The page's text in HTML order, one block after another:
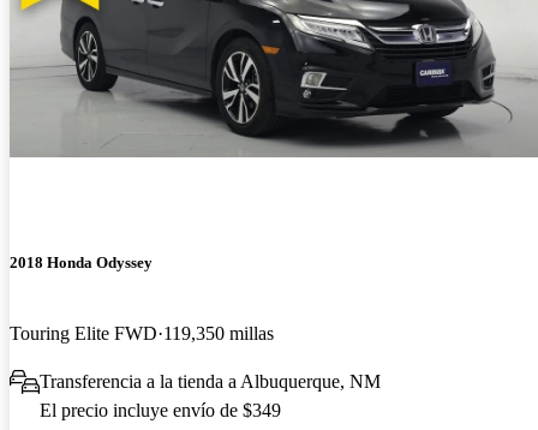
2018 Honda Odyssey
Touring Elite FWD 119,350 millas
Transferencia a la tienda a Albuquerque, NM
El precio incluye envío de $349